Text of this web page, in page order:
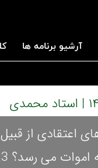
آرشیو برنامه ها